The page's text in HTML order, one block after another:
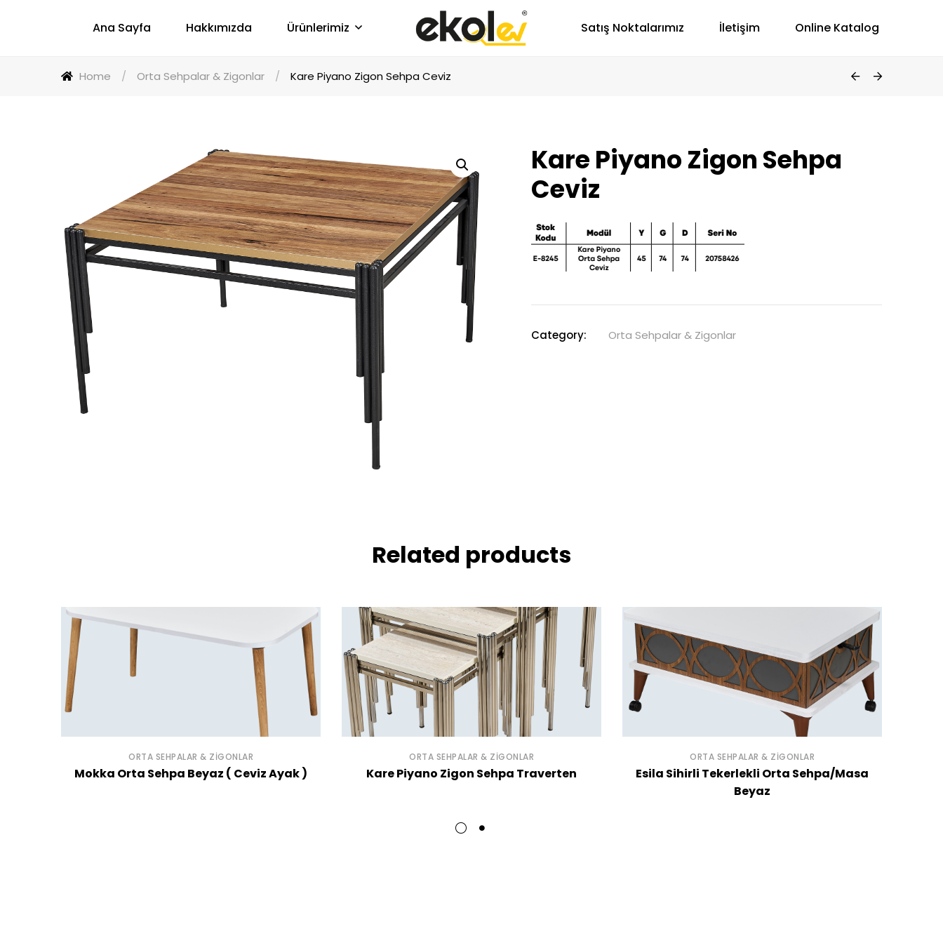
Ana Sayfa Hakkımızda Ürünlerimiz Satış Noktalarımız İletişim Online Katalog
Home / Orta Sehpalar & Zigonlar / Kare Piyano Zigon Sehpa Ceviz
Kare Piyano Zigon Sehpa
Ceviz
Category: Orta Sehpalar & Zigonlar
Related products
ORTA SEHPALAR & ZIGONLAR
Mokka Orta Sehpa Beyaz ( Ceviz Ayak )
ORTA SEHPALAR & ZIGONLAR
Kare Piyano Zigon Sehpa Traverten
ORTA SEHPALAR & ZIGONLAR
Esila Sihirli Tekerlekli Orta Sehpa/Masa
Beyaz